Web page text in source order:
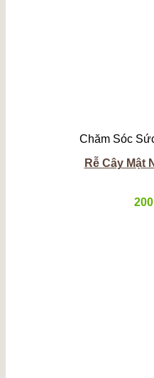
Chăm Sóc
Rễ Cây Mật